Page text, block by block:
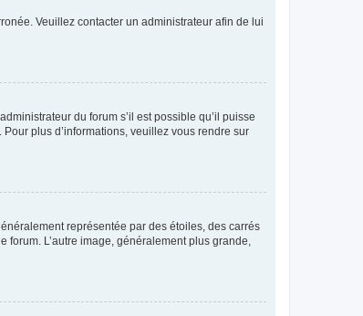
Veuillez contacter un administrateur afin de lui
du forum s’il est possible qu’il puisse
plus d’informations, veuillez vous rendre sur
représentée par des étoiles, des carrés
forum. L’autre image, généralement plus grande,